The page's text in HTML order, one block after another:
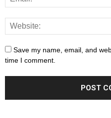
Save my name, email, and
time I comment.